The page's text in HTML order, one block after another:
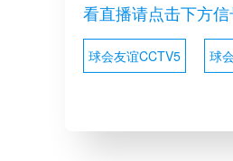
看直播请点击下方
球会友谊CCTV5 球